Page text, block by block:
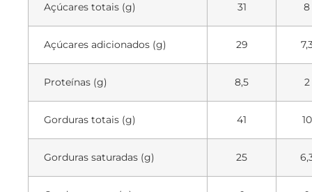
Açúcares totais (g) 31 8
Açúcares adicionados (g) 29
Proteínas (g) 8,5 2
Gorduras totais (g) 41 10
Gorduras saturadas (g) 25